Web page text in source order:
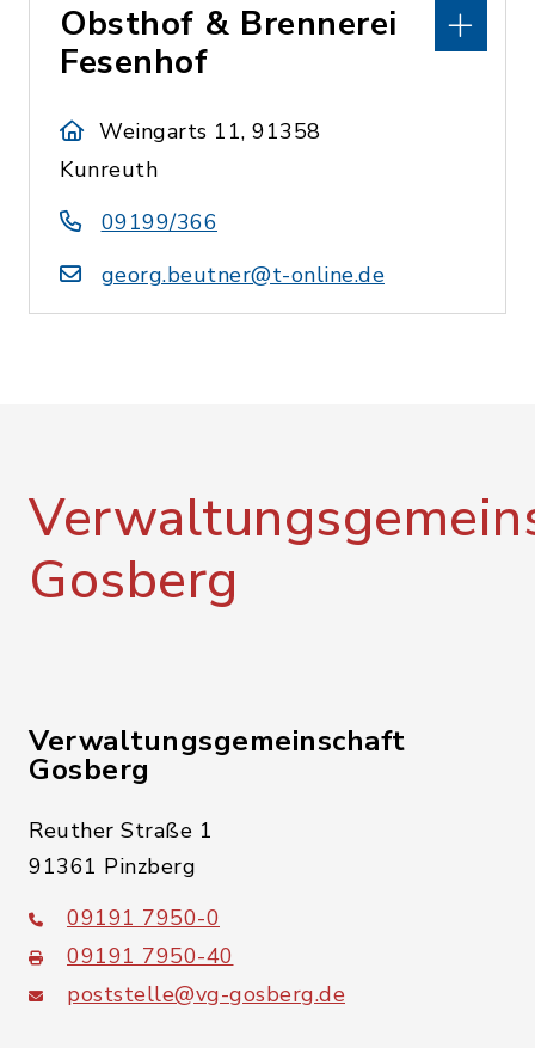
Obsthof & Brennerei
Fesenhof
Weingarts 11, 91358
Kunreuth
09199/366
georg.beutner@t-online.de
Gosberg
Verwaltungsgemeinschaft
Gosberg
Reuther Straße 1
91361 Pinzberg
09191 7950-0
09191 7950-40
poststelle@vg-gosberg.de